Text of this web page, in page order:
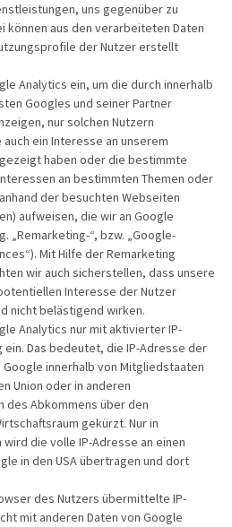
uns gegenüber zu
können aus den verarbeiteten Daten
der Nutzer erstellt
Analytics ein, um die durch innerhalb
Googles und seiner Partner
nur solchen Nutzern
ein Interesse an unserem
haben oder die bestimmte
an bestimmten Themen oder
der besuchten Webseiten
aufweisen, die wir an Google
„Remarketing-“, bzw. „Google-
Mit Hilfe der Remarketing
wir auch sicherstellen, dass unsere
Interesse der Nutzer
nicht belästigend wirken.
Analytics nur mit aktivierter IP-
ein. Das bedeutet, die IP-Adresse der
innerhalb von Mitgliedstaaten
Union oder in anderen
des Abkommens über den
gekürzt. Nur in
wird die volle IP-Adresse an einen
in den USA übertragen und dort
des Nutzers übermittelte IP-
mit anderen Daten von Google